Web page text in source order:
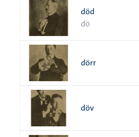
död
dö
dörr
döv